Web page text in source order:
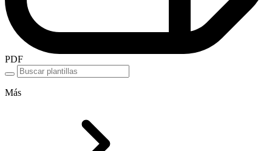
PDF
Más